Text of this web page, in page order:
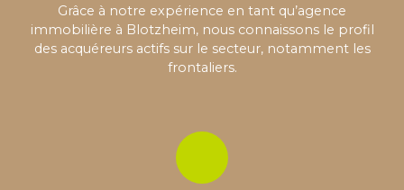
Grâce à notre expérience en tant qu’agence
immobilière à Blotzheim, nous connaissons le profil
des acquéreurs actifs sur le secteur, notamment les
frontaliers.